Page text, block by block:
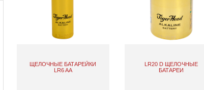
ЩЕЛОЧНЫЕ БАТАРЕЙКИ
LR6 AA
LR20 D ЩЕЛОЧНЫЕ
БАТАРЕИ